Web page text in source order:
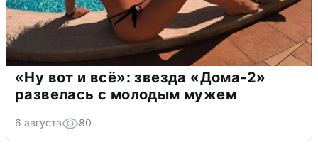
«Ну вот и всё»: звезда «Дома-2»
развелась с молодым мужем
6 августа 80